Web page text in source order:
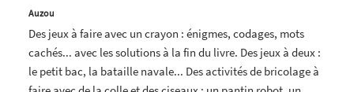
Auzou
Des jeux à faire avec un crayon : énigmes, codages, mots
cachés... avec les solutions à la fin du livre. Des jeux à deux :
le petit bac, la bataille navale... Des activités de bricolage à